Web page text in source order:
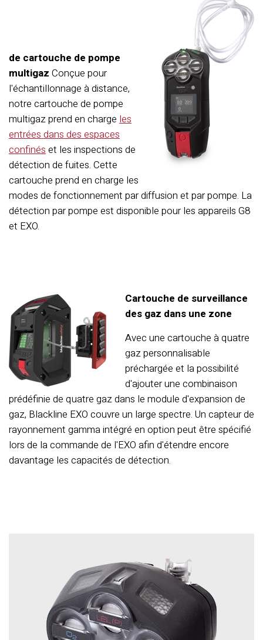
de cartouche de pompe
multigaz Conçue pour
l'échantillonnage à distance,
notre cartouche de pompe
multigaz prend en charge les
entrées dans des espaces
confinés et les inspections de
détection de fuites. Cette
cartouche prend en charge les
modes de fonctionnement par diffusion et par pompe. La
détection par pompe est disponible pour les appareils G8
et EXO.
Cartouche de surveillance
des gaz dans une zone
Avec une cartouche à quatre
gaz personnalisable
préchargée et la possibilité
d'ajouter une combinaison
prédéfinie de quatre gaz dans le module d'expansion de
gaz, Blackline EXO couvre un large spectre. Un capteur de
rayonnement gamma intégré en option peut être spécifié
lors de la commande de l'EXO afin d'étendre encore
davantage les capacités de détection.